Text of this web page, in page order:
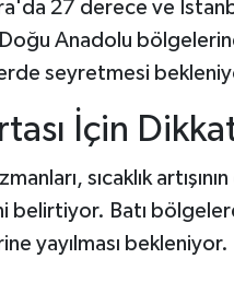
27 derece ve
Anadolu
seyretmesi
İçin
sıcaklık
belirtiyor. Batı
yayılması bekleniyor.